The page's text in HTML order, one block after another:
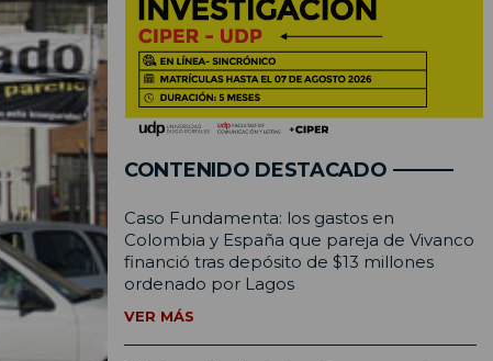
CONTENIDO DESTACADO
Caso Fundamenta: los gastos en
Colombia y España que pareja de Vivanco
financió tras depósito de $13 millones
ordenado por Lagos
VER MÁS